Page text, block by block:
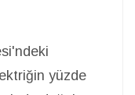
yüzde